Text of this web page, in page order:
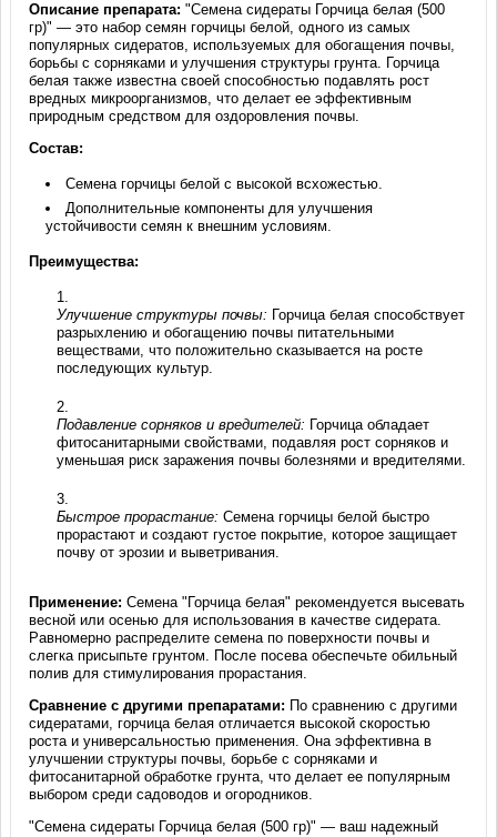
Описание препарата: "Семена сидераты Горчица белая (500
гр)" — это набор семян горчицы белой, одного из самых
популярных сидератов, используемых для обогащения почвы,
борьбы с сорняками и улучшения структуры грунта. Горчица
белая также известна своей способностью подавлять рост
вредных микроорганизмов, что делает ее эффективным
природным средством для оздоровления почвы.
Состав:
Семена горчицы белой с высокой всхожестью.
Дополнительные компоненты для улучшения
устойчивости семян к внешним условиям.
Преимущества:
Улучшение структуры почвы: Горчица белая способствует
разрыхлению и обогащению почвы питательными
веществами, что положительно сказывается на росте
последующих культур.
Подавление сорняков и вредителей: Горчица обладает
фитосанитарными свойствами, подавляя рост сорняков и
уменьшая риск заражения почвы болезнями и вредителями.
Быстрое прорастание: Семена горчицы белой быстро
прорастают и создают густое покрытие, которое защищает
почву от эрозии и выветривания.
Применение: Семена "Горчица белая" рекомендуется высевать
весной или осенью для использования в качестве сидерата.
Равномерно распределите семена по поверхности почвы и
слегка присыпьте грунтом. После посева обеспечьте обильный
полив для стимулирования прорастания.
Сравнение с другими препаратами: По сравнению с другими
сидератами, горчица белая отличается высокой скоростью
роста и универсальностью применения. Она эффективна в
улучшении структуры почвы, борьбе с сорняками и
фитосанитарной обработке грунта, что делает ее популярным
выбором среди садоводов и огородников.
"Семена сидераты Горчица белая (500 гр)" — ваш надежный